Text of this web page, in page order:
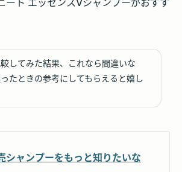
ート エッセンスVシャンプーがおすす
してみた結果、これなら間違いな
たときの参考にしてもらえると嬉し
シャンプーをもっと知りたいな